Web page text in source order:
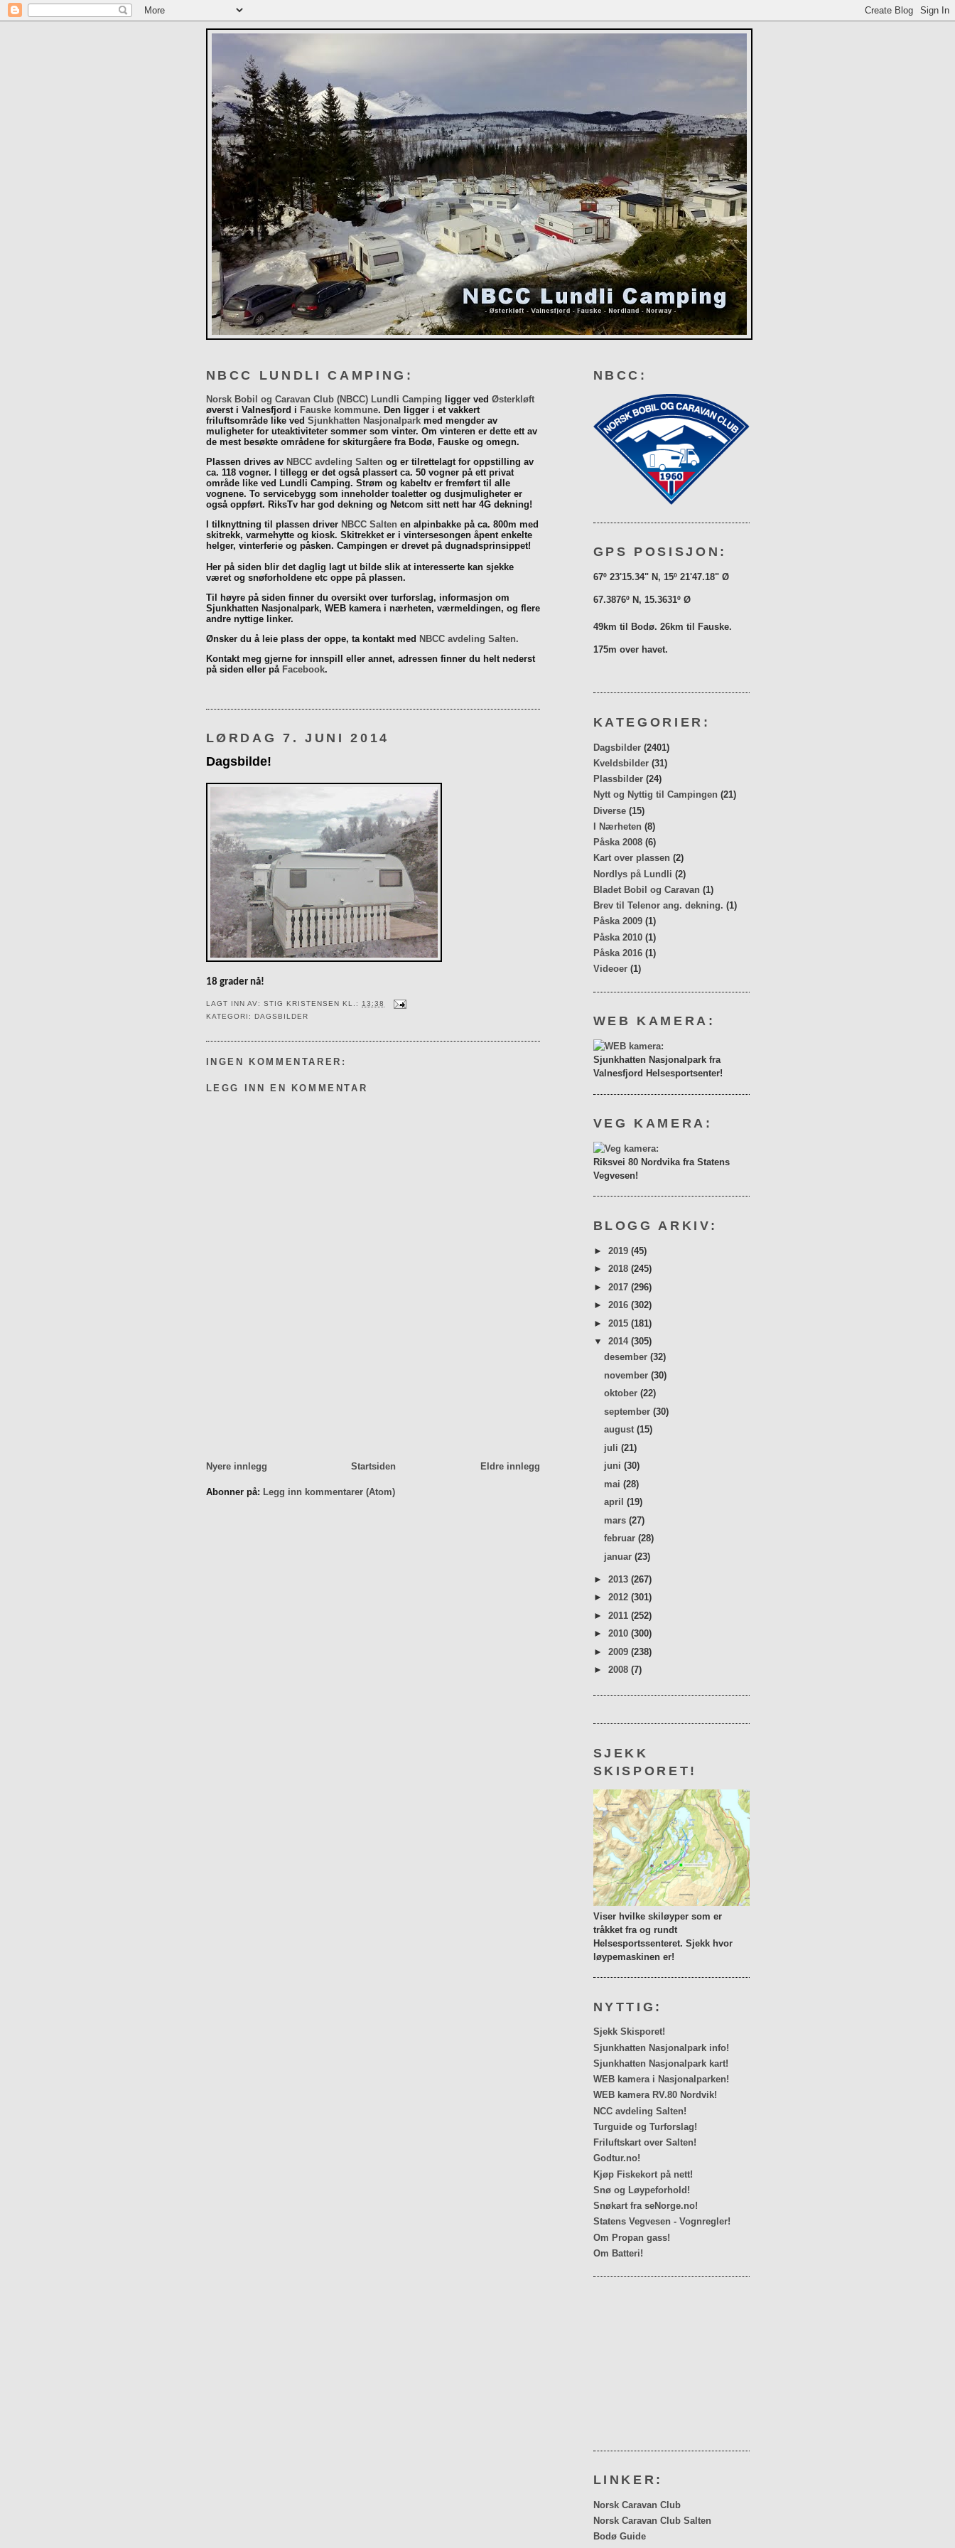
NBCC LUNDLI CAMPING:
Norsk Bobil og Caravan Club (NBCC) Lundli Camping ligger ved Østerkløft
øverst i Valnesfjord i Fauske kommune. Den ligger i et vakkert
friluftsområde like ved Sjunkhatten Nasjonalparkmed mengder av
muligheter for uteaktiviteter sommer som vinter. Om vinteren er dette ett av
de mest besøkte områdene for skiturgåere fra Bodø, Fauske og omegn.
Plassen drives av NBCC avdeling Salten og er tilrettelagt for oppstilling av
ca. 118 vogner. I tillegg er det også plassert ca. 50 vogner på ett privat
område like ved Lundli Camping. Strøm og kabeltv er fremført til alle
vognene. To servicebygg som inneholder toaletter og dusjmuligheter er
også oppført. RiksTv har god dekning og Netcom sitt nett har 4G dekning!
I tilknyttning til plassen driver NBCC Salten en alpinbakke på ca. 800m med
skitrekk, varmehytte og kiosk. Skitrekket er i vintersesongen åpent enkelte
helger, vinterferie og påsken. Campingen er drevet på dugnadsprinsippet!
Her på siden blir det daglig lagt ut bilde slik at interesserte kan sjekke
været og snøforholdene etc oppe på plassen.
Til høyre på siden finner du oversikt over turforslag, informasjon om
Sjunkhatten Nasjonalpark, WEB kamera i nærheten, værmeldingen, og flere
andre nyttige linker.
Ønsker du å leie plass der oppe, ta kontakt med NBCC avdeling Salten.
Kontakt meg gjerne for innspill eller annet, adressen finner du helt nederst
på siden eller på Facebook.
LØRDAG 7. JUNI 2014
Dagsbilde!
18 grader nå!
LAGT INN AV: STIG KRISTENSEN KL.: 13:38
KATEGORI: DAGSBILDER
INGEN KOMMENTARER:
LEGG INN EN KOMMENTAR
Nyere innlegg Eldre innlegg
Startsiden
Abonner på: Legg inn kommentarer (Atom)
NBCC:
GPS POSISJON:
67º 23'15.34" N, 15º 21'47.18" Ø
67.3876º N, 15.3631º Ø
49km til Bodø. 26km til Fauske.
175m over havet.
KATEGORIER:
Dagsbilder (2401)
Kveldsbilder (31)
Plassbilder (24)
Nytt og Nyttig til Campingen (21)
Diverse (15)
I Nærheten (8)
Påska 2008 (6)
Kart over plassen (2)
Nordlys på Lundli (2)
Bladet Bobil og Caravan (1)
Brev til Telenor ang. dekning. (1)
Påska 2009 (1)
Påska 2010 (1)
Påska 2016 (1)
Videoer (1)
WEB KAMERA:
Sjunkhatten Nasjonalpark fra
Valnesfjord Helsesportsenter!
VEG KAMERA:
Riksvei 80 Nordvika fra Statens
Vegvesen!
BLOGG ARKIV:
► 2019 (45)
► 2018 (245)
► 2017 (296)
► 2016 (302)
► 2015 (181)
▼ 2014 (305)
desember(32)
november(30)
oktober(22)
september(30)
august(15)
juli(21)
juni(30)
mai(28)
april(19)
mars(27)
februar(28)
januar(23)
► 2013 (267)
► 2012 (301)
► 2011 (252)
► 2010 (300)
► 2009 (238)
► 2008 (7)
SJEKK
SKISPORET!
Viser hvilke skiløyper som er
tråkket fra og rundt
Helsesportssenteret. Sjekk hvor
løypemaskinen er!
NYTTIG:
Sjekk Skisporet!
Sjunkhatten Nasjonalpark info!
Sjunkhatten Nasjonalpark kart!
WEB kamera i Nasjonalparken!
WEB kamera RV.80 Nordvik!
NCC avdeling Salten!
Turguide og Turforslag!
Friluftskart over Salten!
Godtur.no!
Kjøp Fiskekort på nett!
Snø og Løypeforhold!
Snøkart fra seNorge.no!
Statens Vegvesen - Vognregler!
Om Propan gass!
Om Batteri!
LINKER:
Norsk Caravan Club
Norsk Caravan Club Salten
Bodø Guide